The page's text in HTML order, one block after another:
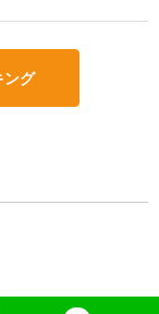
ング